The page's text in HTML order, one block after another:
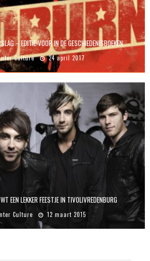
– EDITIE VOOR IN DE GESCHIEDENISBOEKEN
Culture 24 april 2017
EEN LEKKER FEESTJE IN TIVOLIVREDENBURG
Culture 12 maart 2015